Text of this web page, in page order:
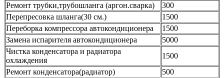
Ремонт трубки,трубошланга (аргон.сварка)
300
Перепресовка шланга(30 см.)
1500
Переборка компрессора автокондиционера
1500
Замена испарителя автокондиционера
5000
Чистка конденсатора и радиатора
охлаждения
1500
Ремонт конденсатора(радиатор)
500